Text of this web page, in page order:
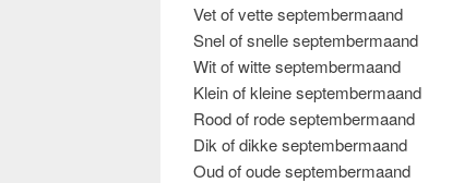
Vet of vette septembermaand
Snel of snelle septembermaand
Wit of witte septembermaand
Klein of kleine septembermaand
Rood of rode septembermaand
Dik of dikke septembermaand
Oud of oude septembermaand